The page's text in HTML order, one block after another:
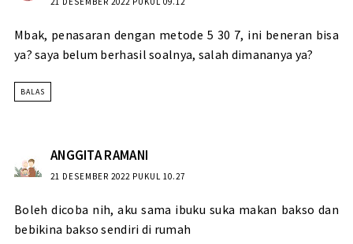
Mbak, penasaran dengan metode 5 30 7, ini beneran bisa
ya? saya belum berhasil soalnya, salah dimananya ya?
BALAS
ANGGITA RAMANI
21 DESEMBER 2022 PUKUL 10.27
Boleh dicoba nih, aku sama ibuku suka makan bakso dan
bebikina bakso sendiri di rumah